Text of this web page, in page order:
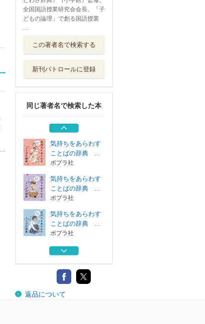
全国国語授業研究会会長。「子
どもの論理」で創る国語授業
…
この著者名で検索する
新刊パトロールに登録
同じ著者名で検索した本
ことばの辞典 ...
小学生のためのド
小学館
偉人のお話 自由
と平和編
ポプラ社
気持ちをあらわす
ことばの辞典 ...
ポプラ社
気持ちをあらわす
ことばの辞典 ...
ポプラ社
気持ちをあらわす
ことばの辞典 ...
ポプラ社
小学生のためのド
小学館
偉人のお話 自由
と平和編
返品について